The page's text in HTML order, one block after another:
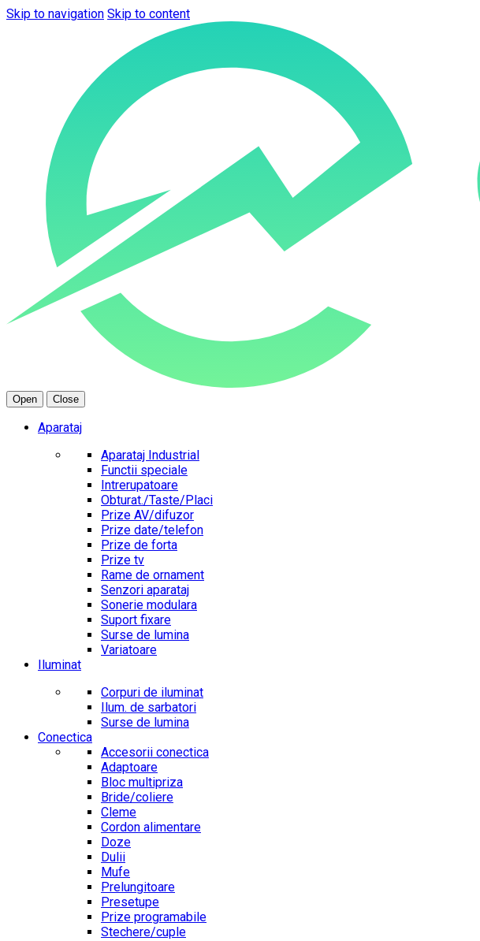
Skip to navigation Skip to content
Open Close
Aparataj
Aparataj Industrial
Functii speciale
Intrerupatoare
Obturat./Taste/Placi
Prize AV/difuzor
Prize date/telefon
Prize de forta
Prize tv
Rame de ornament
Senzori aparataj
Sonerie modulara
Suport fixare
Surse de lumina
Variatoare
Iluminat
Corpuri de iluminat
Ilum. de sarbatori
Surse de lumina
Conectica
Accesorii conectica
Adaptoare
Bloc multipriza
Bride/coliere
Cleme
Cordon alimentare
Doze
Dulii
Mufe
Prelungitoare
Presetupe
Prize programabile
Stechere/cuple